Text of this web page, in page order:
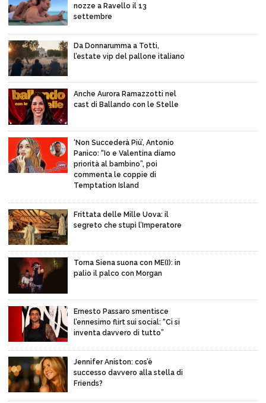
nozze a Ravello il 13
settembre
Da Donnarumma a Totti,
l’estate vip del pallone italiano
Anche Aurora Ramazzotti nel
cast di Ballando con le Stelle
‘Non Succederà Più’, Antonio
Panico: “Io e Valentina diamo
priorità al bambino”, poi
commenta le coppie di
Temptation Island
Frittata delle Mille Uova: il
segreto che stupì l’Imperatore
Torna Siena suona con ME(I): in
palio il palco con Morgan
Ernesto Passaro smentisce
l’ennesimo flirt sui social: “Ci si
inventa davvero di tutto”
Jennifer Aniston: cos’è
successo davvero alla stella di
Friends?